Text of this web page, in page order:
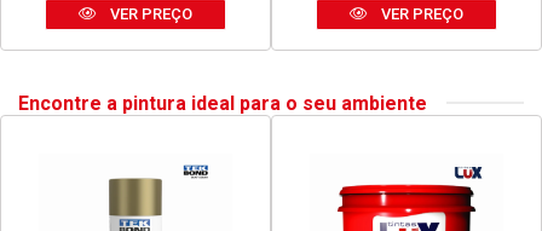
VER PREÇO VER PREÇO
Encontre a pintura ideal para o seu ambiente